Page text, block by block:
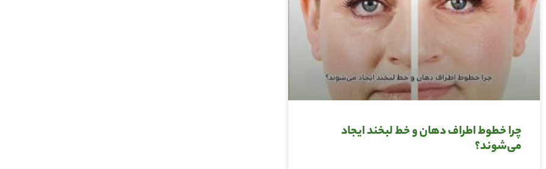
چرا خطوط اطراف دهان و خط لبخند ایجاد
می‌شوند؟